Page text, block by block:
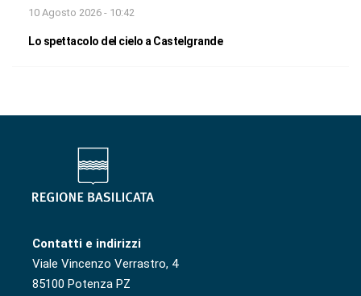
10 Agosto 2026 - 10:42
Lo spettacolo del cielo a Castelgrande
Contatti e indirizzi
Viale Vincenzo Verrastro, 4
85100 Potenza PZ